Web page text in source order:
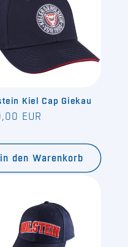
Kiel Cap Giekau
EUR
in den Warenkorb